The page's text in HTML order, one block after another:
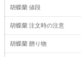
胡蝶蘭 値段
胡蝶蘭 注文時の注意
胡蝶蘭 贈り物